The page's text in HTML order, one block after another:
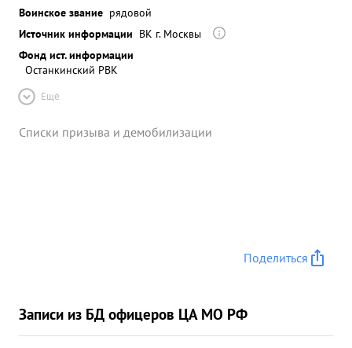
Воинское звание рядовой
Источник информации ВК г. Москвы
Фонд ист. информации
Останкинский РВК
Ещё
Списки призыва и демобилизации
Поделиться
Записи из БД офицеров ЦА МО РФ